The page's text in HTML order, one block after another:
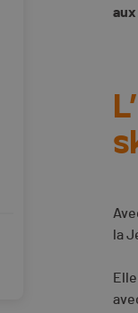
la